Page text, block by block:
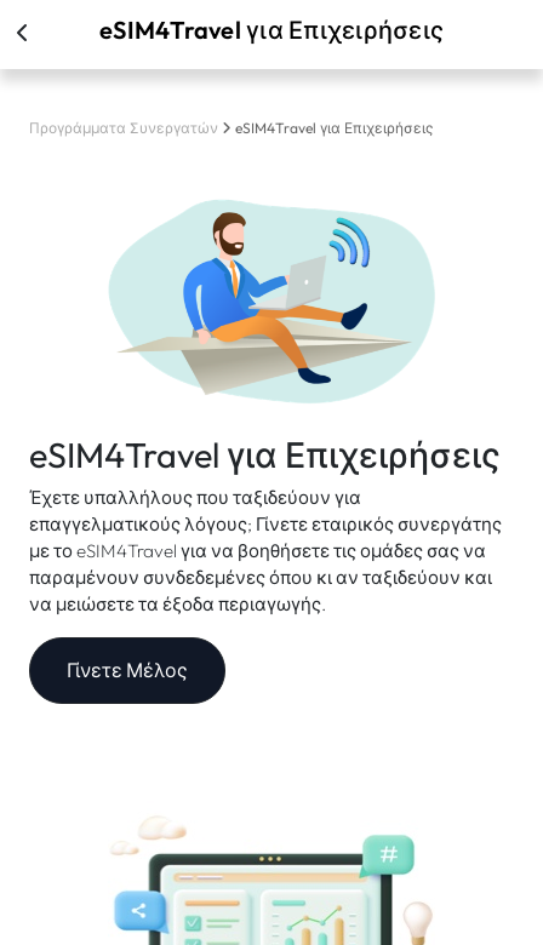
eSIM4Travel για Επιχειρήσεις
Προγράμματα Συνεργατών eSIM4Travel για Επιχειρήσεις
eSIM4Travel για Επιχειρήσεις
Έχετε υπαλλήλους που ταξιδεύουν για
επαγγελματικούς λόγους; Γίνετε εταιρικός συνεργάτης
με το eSIM4Travel για να βοηθήσετε τις ομάδες σας να
παραμένουν συνδεδεμένες όπου κι αν ταξιδεύουν και
να μειώσετε τα έξοδα περιαγωγής.
Γίνετε Μέλος